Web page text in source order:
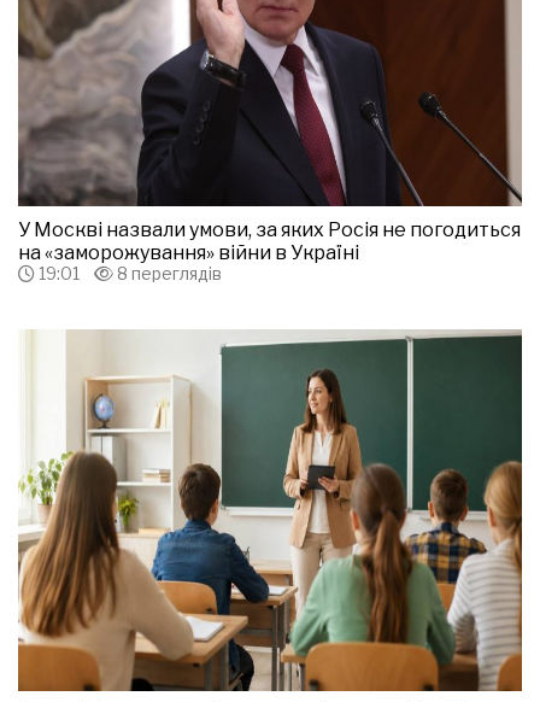
У Москві назвали умови, за яких Росія не погодиться
на «заморожування» війни в Україні
19:01 8 переглядів